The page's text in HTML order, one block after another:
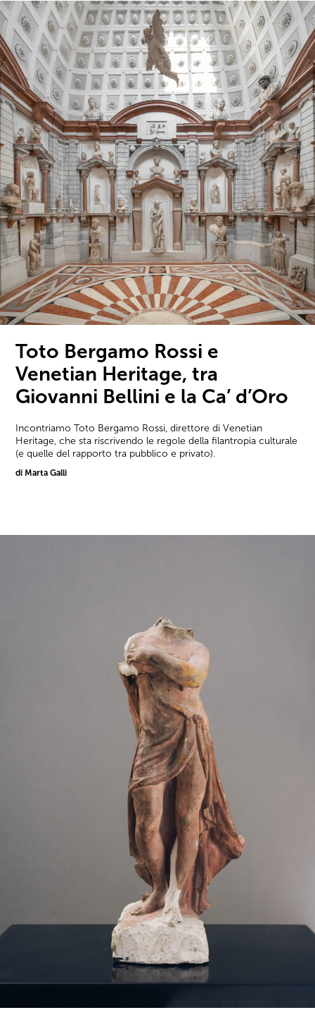
Toto Bergamo Rossi e
Venetian Heritage, tra
Giovanni Bellini e la Ca’ d’Oro
Incontriamo Toto Bergamo Rossi, direttore di Venetian
Heritage, che sta riscrivendo le regole della filantropia culturale
(e quelle del rapporto tra pubblico e privato).
di Marta Galli